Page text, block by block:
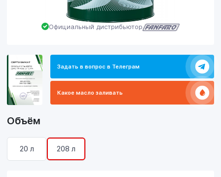
Официальный дистрибьютор
Задать в вопрос в Телеграм
Какое масло заливать
Объём
20 л 208 л